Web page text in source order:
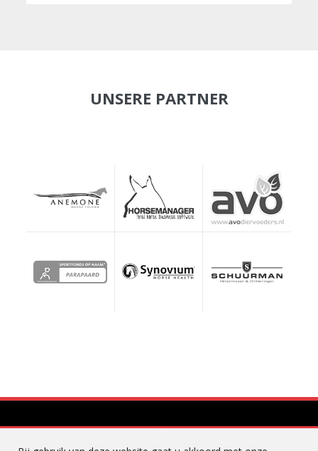
UNSERE PARTNER